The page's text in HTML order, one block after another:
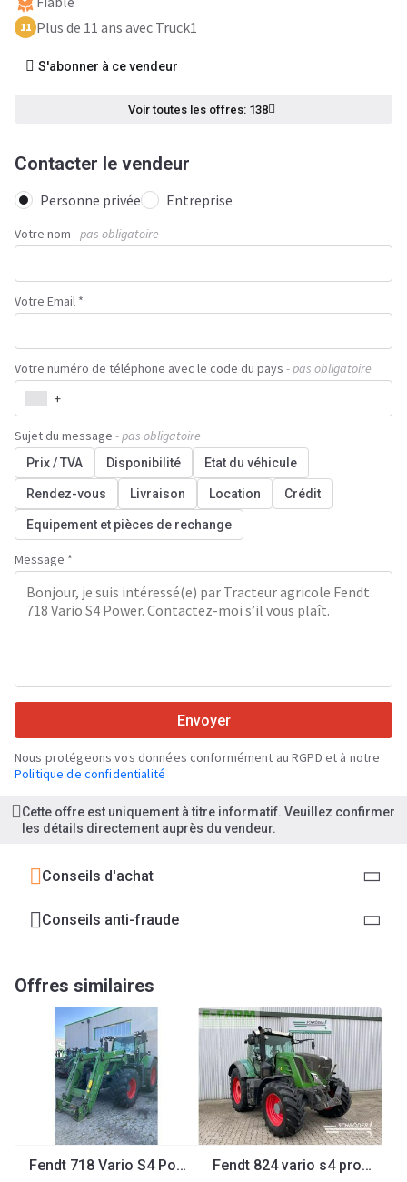
11 Plus de 11 ans avec Truck1
S'abonner à ce vendeur
Voir toutes les offres: 138
Contacter le vendeur
Personne privée Entreprise
Votre nom - pas obligatoire
Votre Email *
Votre numéro de téléphone avec le code du pays - pas obligatoire
+
Sujet du message - pas obligatoire
Prix / TVA Disponibilité Etat du véhicule
Rendez-vous Livraison Location Crédit
Equipement et pièces de rechange
Message *
Envoyer
Nous protégeons vos données conformément au RGPD et à notre
Politique de confidentialité
Cette offre est uniquement à titre informatif. Veuillez confirmer
les détails directement auprès du vendeur.
Conseils d'achat
Conseils anti-fraude
Offres similaires
Fendt 718 Vario S4 Power Fendt 824 vario s4 profi plus